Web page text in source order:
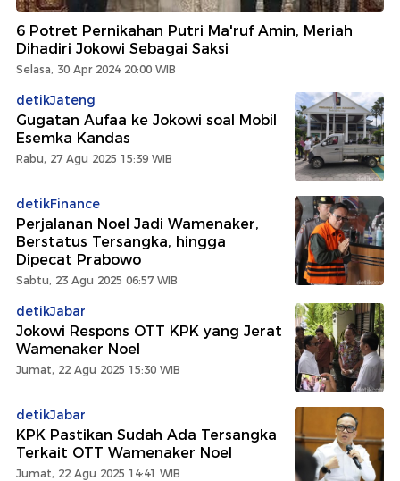
6 Potret Pernikahan Putri Ma'ruf Amin, Meriah
Dihadiri Jokowi Sebagai Saksi
Selasa, 30 Apr 2024 20:00 WIB
detikJateng
Gugatan Aufaa ke Jokowi soal Mobil
Esemka Kandas
Rabu, 27 Agu 2025 15:39 WIB
detikFinance
Perjalanan Noel Jadi Wamenaker,
Berstatus Tersangka, hingga
Dipecat Prabowo
Sabtu, 23 Agu 2025 06:57 WIB
detikJabar
Jokowi Respons OTT KPK yang Jerat
Wamenaker Noel
Jumat, 22 Agu 2025 15:30 WIB
detikJabar
KPK Pastikan Sudah Ada Tersangka
Terkait OTT Wamenaker Noel
Jumat, 22 Agu 2025 14:41 WIB